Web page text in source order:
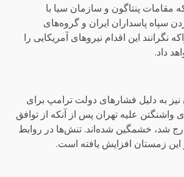
مقامات پنتاگون و سازمان سیا با
سپاه پاسداران ایران و گروه‌های
نگرانند این اقدام نیروهای آمریکایی را
داد.
به دلیل فشارهای دولت ترامپ برای
واشنگتن علیه تهران پس از آنکه از توافق
شد، خشمگین شده‌اند. تنش‌ها در روابط
این زمستان افزایش یافته است.